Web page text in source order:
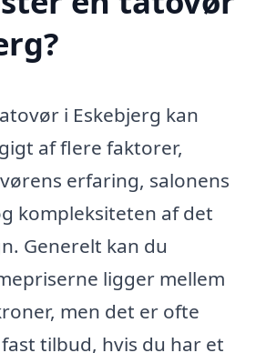
i Eskebjerg kan
af flere faktorer,
erfaring, salonens
kompleksiteten af det
Generelt kan du
ligger mellem
men det er ofte
tilbud, hvis du har et